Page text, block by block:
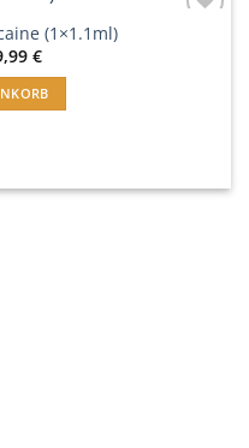
(1×1.1ml)
€
€Aktueller
Preis
ist:
29,99 €.